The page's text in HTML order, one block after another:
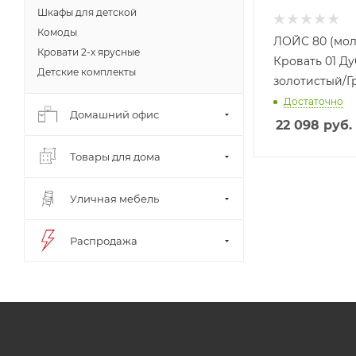
ЛОЙС 80
Кровать 01
золотистый/
Достаточно
22 098 руб.
Шкафы для детской
Комоды
Кровати 2-х ярусные
Детские комплекты
Домашний офис
Товары для дома
Уличная мебель
Распродажа